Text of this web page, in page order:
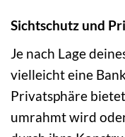
Sichtschutz und
Je nach Lage
vielleicht eine
Privatsphäre
umrahmt wird